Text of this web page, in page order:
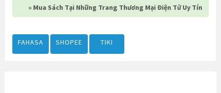
» Mua Sách Tại Những Trang Thương Mại Điện Tử Uy Tín
FAHASA SHOPEE TIKI